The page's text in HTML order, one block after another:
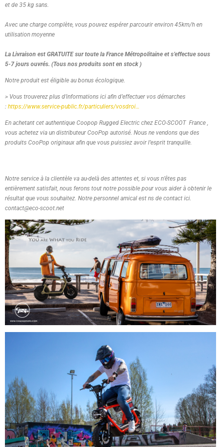
et de 35 kg sans.
Avec une charge complète, vous pouvez espérer parcourir environ 45km/h en
utilisation moyenne
La Livraison est GRATUITE sur toute la France Métropolitaine et s’effectue sous
5-7 jours ouvrés. (Tous nos produits sont en stock )
Notre produit est éligible au bonus écologique.
> Vous trouverez plus d’informations ici afin d’effectuer vos démarches
: https://www.service-public.fr/particuliers/vosdroi…
En achetant cet authentique Coopop Rugged Electric chez ECO-SCOOT France ,
vous achetez via un distributeur CooPop autorisé. Nous ne vendons que des
produits CooPop originaux afin que vous puissiez avoir l’esprit tranquille.
Notre service à la clientèle va au-delà des attentes et, si vous n’êtes pas
entièrement satisfait, nous ferons tout notre possible pour vous aider à obtenir le
résultat que vous souhaitez. Notre personnel amical est ns de contact ici.
contact@eco-scoot.net